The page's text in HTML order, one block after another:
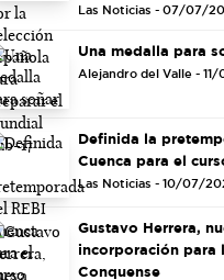
Las Noticias - 07/07/
Una medalla para
Alejandro del Valle -
Definida la
Cuenca para el
Las Noticias - 10/07/
Gustavo Herrera,
incorporación para
Conquense